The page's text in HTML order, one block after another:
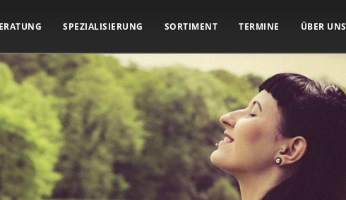
SPEZIALISIERUNG SORTIMENT TERMINE ÜBER UNS